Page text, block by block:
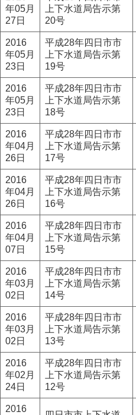
年05月
27日
上下水道局告示第
20号
2016
年05月
23日
平成28年四日市市
上下水道局告示第
19号
2016
年05月
23日
平成28年四日市市
上下水道局告示第
18号
2016
年04月
26日
平成28年四日市市
上下水道局告示第
17号
2016
年04月
26日
平成28年四日市市
上下水道局告示第
16号
2016
年04月
07日
平成28年四日市市
上下水道局告示第
15号
2016
年03月
02日
平成28年四日市市
上下水道局告示第
14号
2016
年03月
02日
平成28年四日市市
上下水道局告示第
13号
2016
年02月
24日
平成28年四日市市
上下水道局告示第
12号
2016